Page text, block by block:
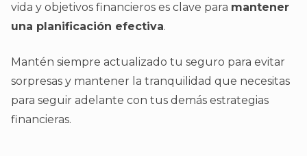
vida y objetivos financieros es clave para mantener
una planificación efectiva.
Mantén siempre actualizado tu seguro para evitar
sorpresas y mantener la tranquilidad que necesitas
para seguir adelante con tus demás estrategias
financieras.